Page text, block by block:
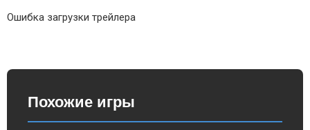
Ошибка загрузки трейлера
Похожие игры